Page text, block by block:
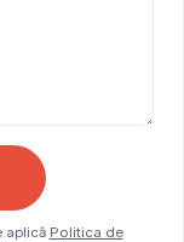
aplică Politica de